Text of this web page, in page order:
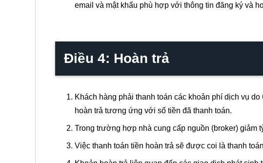
email và mật khẩu phù hợp với thông tin đăng ký và
Điều 4: Hoàn trả
Khách hàng phải thanh toán các khoản phí dịch vụ
hoàn trả tương ứng với số tiền đã thanh toán.
Trong trường hợp nhà cung cấp nguồn (broker) giảm
Việc thanh toán tiền hoàn trả sẽ được coi là thanh